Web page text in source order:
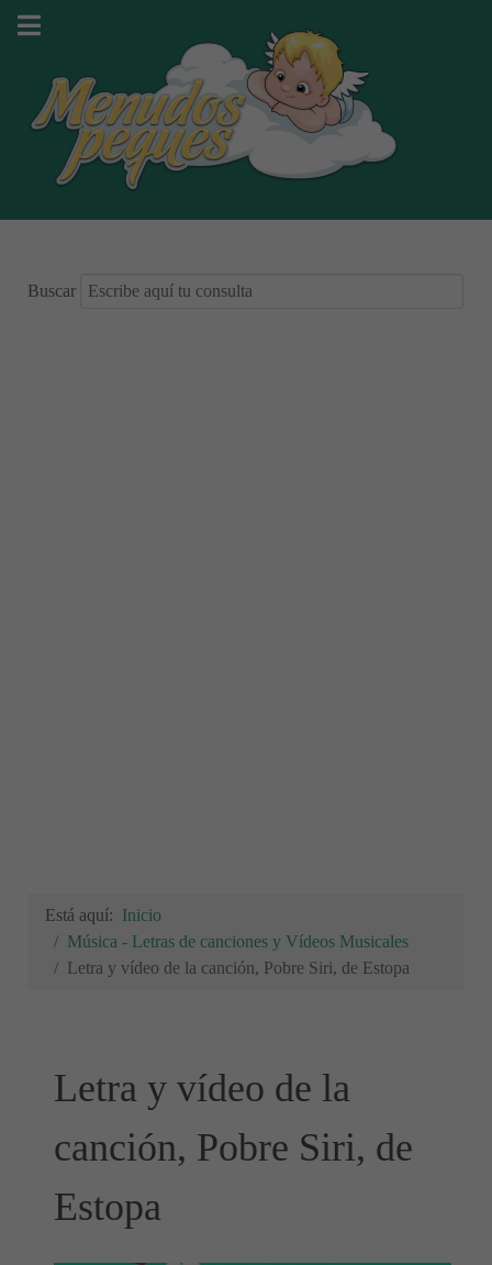
Buscar
Está aquí: Inicio
Música - Letras de canciones y Vídeos Musicales
Letra y vídeo de la canción, Pobre Siri, de Estopa
Letra y vídeo de la
canción, Pobre Siri, de
Estopa